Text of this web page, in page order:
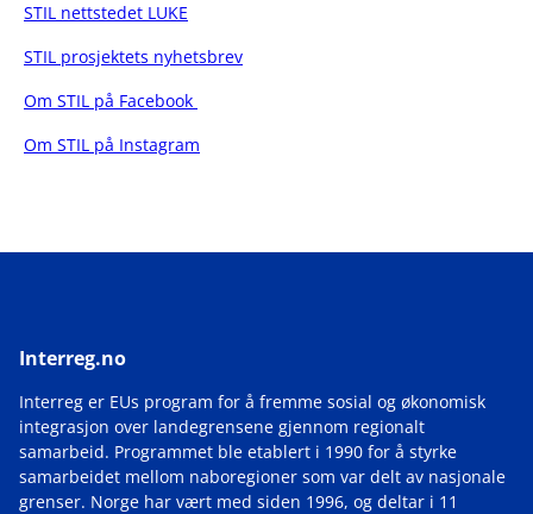
STIL nettstedet LUKE
STIL prosjektets nyhetsbrev
Om STIL på Facebook
Om STIL på Instagram
Interreg.no
Interreg er EUs program for å fremme sosial og økonomisk
integrasjon over landegrensene gjennom regionalt
samarbeid. Programmet ble etablert i 1990 for å styrke
samarbeidet mellom naboregioner som var delt av nasjonale
grenser. Norge har vært med siden 1996, og deltar i 11